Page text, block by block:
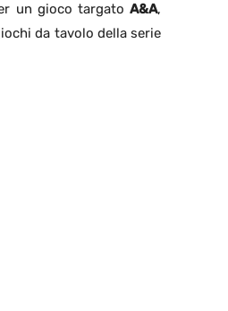
un gioco targato A&A,
da tavolo della serie